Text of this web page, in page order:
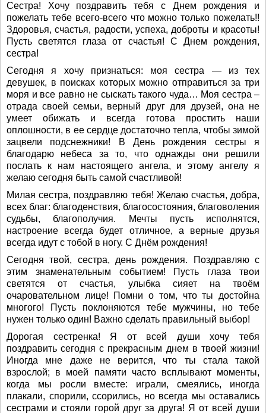
Сестра! Хочу поздравить тебя с Днем рождения и
пожелать тебе всего-всего что можно только пожелать!!
Здоровья, счастья, радости, успеха, доброты и красоты!
Пусть светятся глаза от счастья! С Днем рождения,
сестра!
Сегодня я хочу признаться: моя сестра — из тех
девушек, в поисках которых можно отправиться за три
моря и все равно не сыскать такого чуда… Моя сестра –
отрада своей семьи, верный друг для друзей, она не
умеет обижать и всегда готова простить наши
оплошности, в ее сердце достаточно тепла, чтобы зимой
зацвели подснежники! В День рождения сестры я
благодарю небеса за то, что однажды они решили
послать к нам настоящего ангела, и этому ангелу я
желаю сегодня быть самой счастливой!
Милая сестра, поздравляю тебя! Желаю счастья, добра,
всех благ: благоденствия, благосостояния, благоволения
судьбы, благополучия. Мечты пусть исполнятся,
настроение всегда будет отличное, а верные друзья
всегда идут с тобой в ногу. С Днём рождения!
Сегодня твой, сестра, день рождения. Поздравляю с
этим знаменательным событием! Пусть глаза твои
светятся от счастья, улыбка сияет на твоём
очаровательном лице! Помни о том, что ты достойна
многого! Пусть поклоняются тебе мужчины, но тебе
нужен только один! Важно сделать правильный выбор!
Дорогая сестренка! Я от всей души хочу тебя
поздравить сегодня с прекрасным днем в твоей жизни!
Иногда мне даже не верится, что ты стала такой
взрослой; в моей памяти часто всплывают моменты,
когда мы росли вместе: играли, смеялись, иногда
плакали, спорили, ссорились, но всегда мы оставались
сестрами и стояли горой друг за друга! Я от всей души